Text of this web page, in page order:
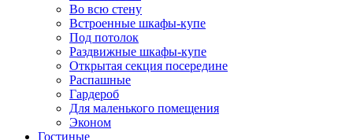
Во всю стену
Встроенные шкафы-купе
Под потолок
Раздвижные шкафы-купе
Открытая секция посередине
Распашные
Гардероб
Для маленького помещения
Эконом
Гостиные